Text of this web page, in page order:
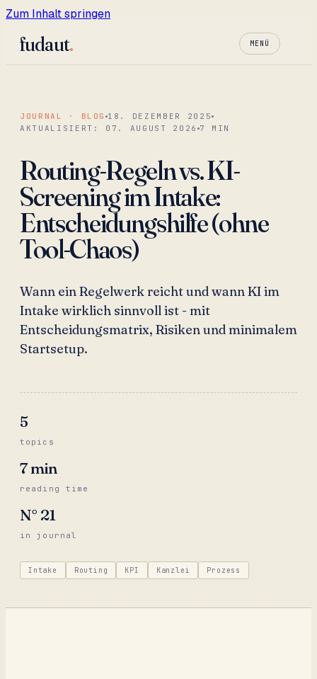
Zum Inhalt springen
fudaut. MENÜ
JOURNAL · BLOG 18. DEZEMBER 2025
AKTUALISIERT:
07. AUGUST 2026 7 MIN
Routing-Regeln vs. KI-
Screening im Intake:
Entscheidungshilfe (ohne
Tool-Chaos)
Wann ein Regelwerk reicht und wann KI im
Intake wirklich sinnvoll ist - mit
Entscheidungsmatrix, Risiken und minimalem
Startsetup.
5
topics
7min
reading time
N° 21
in journal
Intake Routing KPI Kanzlei Prozess